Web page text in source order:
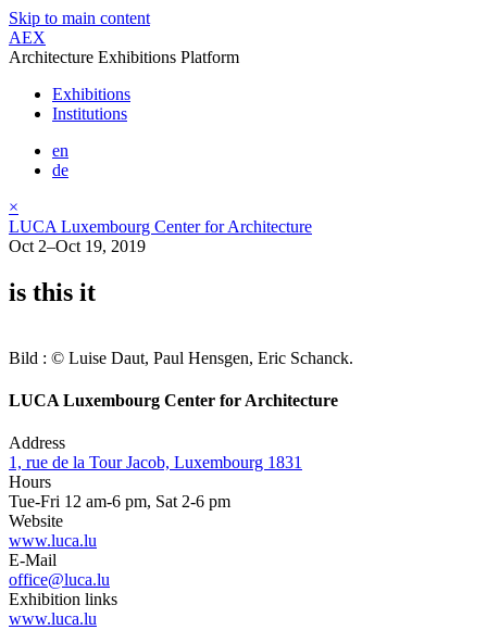
Skip to main content
AEX
Architecture Exhibitions Platform
Exhibitions
Institutions
en
de
×
LUCA Luxembourg Center for Architecture
Oct 2–Oct 19, 2019
is this it
Bild : © Luise Daut, Paul Hensgen, Eric Schanck.
LUCA Luxembourg Center for Architecture
Address
1, rue de la Tour Jacob, Luxembourg 1831
Hours
Tue-Fri 12 am-6 pm, Sat 2-6 pm
Website
www.luca.lu
E-Mail
office@luca.lu
Exhibition links
www.luca.lu